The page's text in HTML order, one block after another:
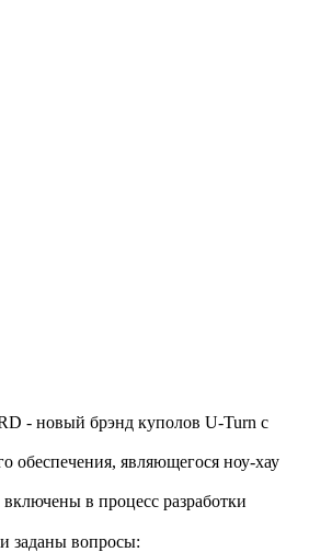
- новый брэнд куполов U-Turn с
обеспечения, являющегося ноу-хау
в процесс разработки
заданы вопросы: